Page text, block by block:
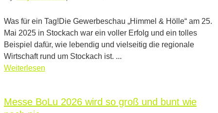
Was für ein Tag!Die Gewerbeschau „Himmel & Hölle“ am 25.
Mai 2025 in Stockach war ein voller Erfolg und ein tolles
Beispiel dafür, wie lebendig und vielseitig die regionale
Wirtschaft rund um Stockach ist. ...
Weiterlesen
Messe BoLu 2026 wird so groß und bunt wie